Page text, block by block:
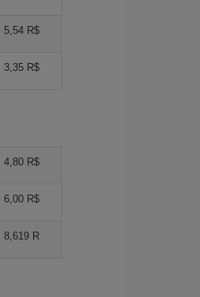
5,54 R$
3,35 R$
4,80 R$
6,00 R$
8,619 R